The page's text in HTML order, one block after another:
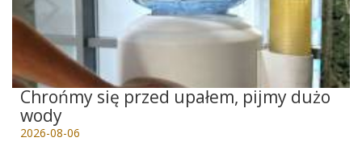
Chrońmy się przed upałem, pijmy dużo
wody
2026-08-06